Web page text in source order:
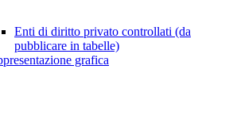
Enti di diritto privato controllati (da
pubblicare in tabelle)
grafica